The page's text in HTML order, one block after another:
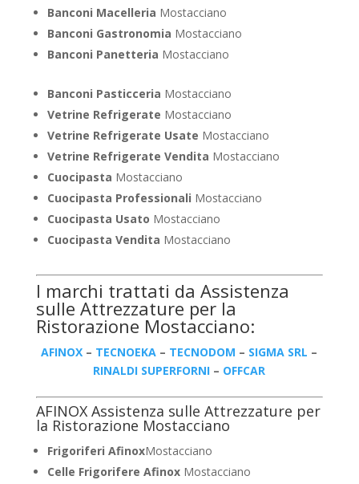
Banconi Macelleria Mostacciano
Banconi Gastronomia Mostacciano
Banconi Panetteria Mostacciano
Banconi Pasticceria Mostacciano
Vetrine Refrigerate Mostacciano
Vetrine Refrigerate Usate Mostacciano
Vetrine Refrigerate Vendita Mostacciano
Cuocipasta Mostacciano
Cuocipasta Professionali Mostacciano
Cuocipasta Usato Mostacciano
Cuocipasta Vendita Mostacciano
I marchi trattati da Assistenza
sulle Attrezzature per la
Ristorazione Mostacciano:
AFINOX – TECNOEKA – TECNODOM – SIGMA SRL –
RINALDI SUPERFORNI – OFFCAR
AFINOX Assistenza sulle Attrezzature per
la Ristorazione Mostacciano
Frigoriferi AfinoxMostacciano
Celle Frigorifere AfinoxMostacciano